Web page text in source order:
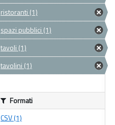
ristoranti (1)
spazi pubblici (1)
tavoli (1)
tavolini (1)
Formati
CSV (1)